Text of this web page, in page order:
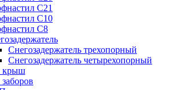
С21
С10
С8
Снегозадержатель трехопорный
Снегозадержатель четырехопорный
крыш